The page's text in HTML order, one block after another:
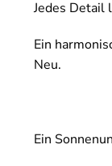
Jedes
Ein
Neu.
Ein